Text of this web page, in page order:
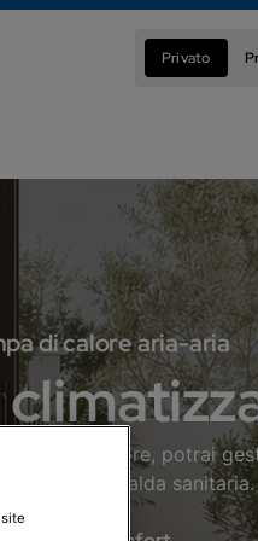
Privato
di calore aria-aria
climatizzatore, potrai
di acqua calda sanitaria.